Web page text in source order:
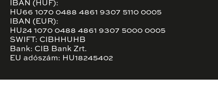
IBAN (HUF):
HU66 1070 0488 4861 9307 5110 0005
IBAN (EUR):
HU24 1070 0488 4861 9307 5000 0005
SWIFT: CIBHHUHB
Bank: CIB Bank Zrt.
EU adószám: HU18245402